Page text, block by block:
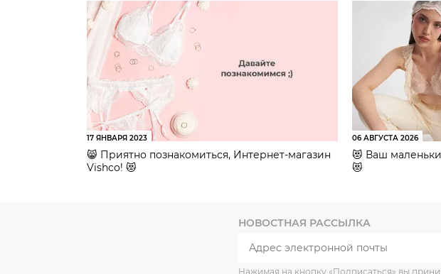
17 ЯНВАРЯ 2023
😸 Приятно познакомиться, Интернет-магазин
Vishco! 😻
06 АВГУСТА 2026
😻 Ваш
😻
НОВОСТНАЯ РАССЫЛКА
Нажимая на кнопку «Подписаться» вы